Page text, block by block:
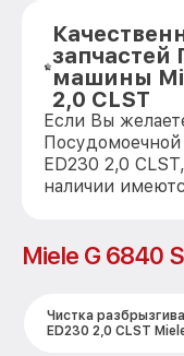
машины
2,0 CLST
Если Вы
ED230 2,0
наличии
Miele G 6840
Чистка
ED230 2,0 CLST